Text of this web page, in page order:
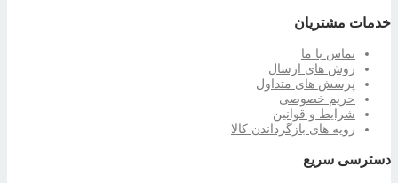
خدمات مشتریان
تماس با ما
روش های ارسال
پرسش های متداول
حریم خصوصی
شرایط و قوانین
رویه های بازگرداندن کالا
دسترسی سریع